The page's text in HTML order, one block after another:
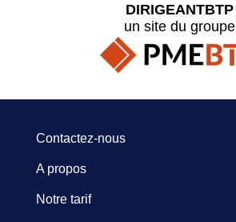
DIRIGEANTBTP
un site du groupe
Contactez-nous
A propos
Notre tarif